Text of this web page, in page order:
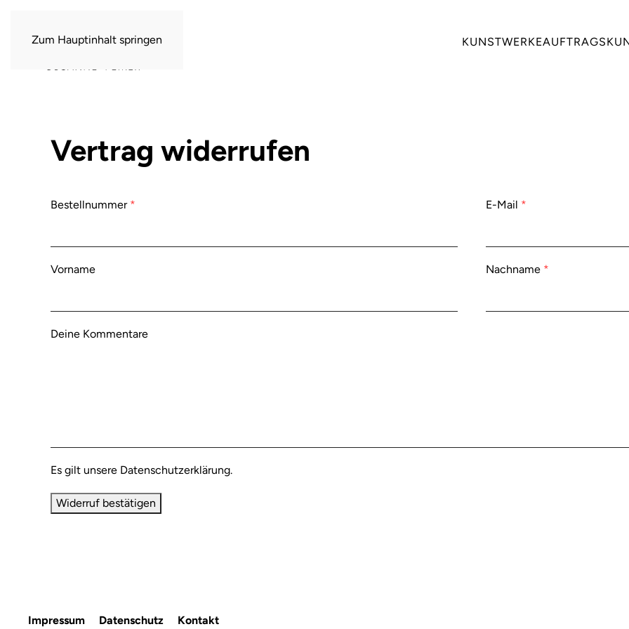
Zum Hauptinhalt springen KUNSTWERKE
Vertrag widerrufen
Bestellnummer * E-Mail *
Vorname Nachname *
Page URI *erforderlich
Deine Kommentare
Es gilt unsere Datenschutzerklärung.
Widerruf bestätigen
Impressum Datenschutz Kontakt